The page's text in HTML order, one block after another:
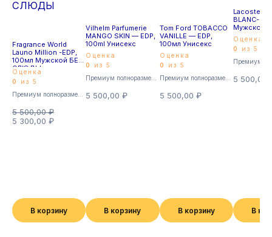
Fragrance World
Launo Million -EDP,
100мл Мужской БЕЗ
СЛЮДЫ
Оценка
0
из 5
5 500,00₽
5 300,00 ₽
В корзину
Vilhelm Parfumerie
MANGO SKIN — EDP,
100ml Унисекс
Оценка
0
из 5
5 500,00₽
В корзину
Премиум полноразмерные
Tom Ford TOBACCO
VANILLE — EDP,
100мл Унисекс
Оценка
0
из 5
5 500,00 ₽
В корзину
Lacoste
BLANC-
Мужской
Оценка
0
из 5
5 500,00
В